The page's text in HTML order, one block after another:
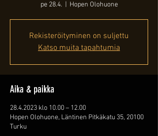
pe 28.4. Hopen Olohuone
Rekisteröityminen on suljettu
Katso muita tapahtumia
Aika & paikka
28.4.2023 klo 10.00 – 12.00
Hopen Olohuone, Läntinen Pitkäkatu 35, 20100
Turku